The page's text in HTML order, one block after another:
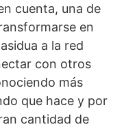
cuenta, una de
en
a la red
con otros
más
que hace y por
cantidad de